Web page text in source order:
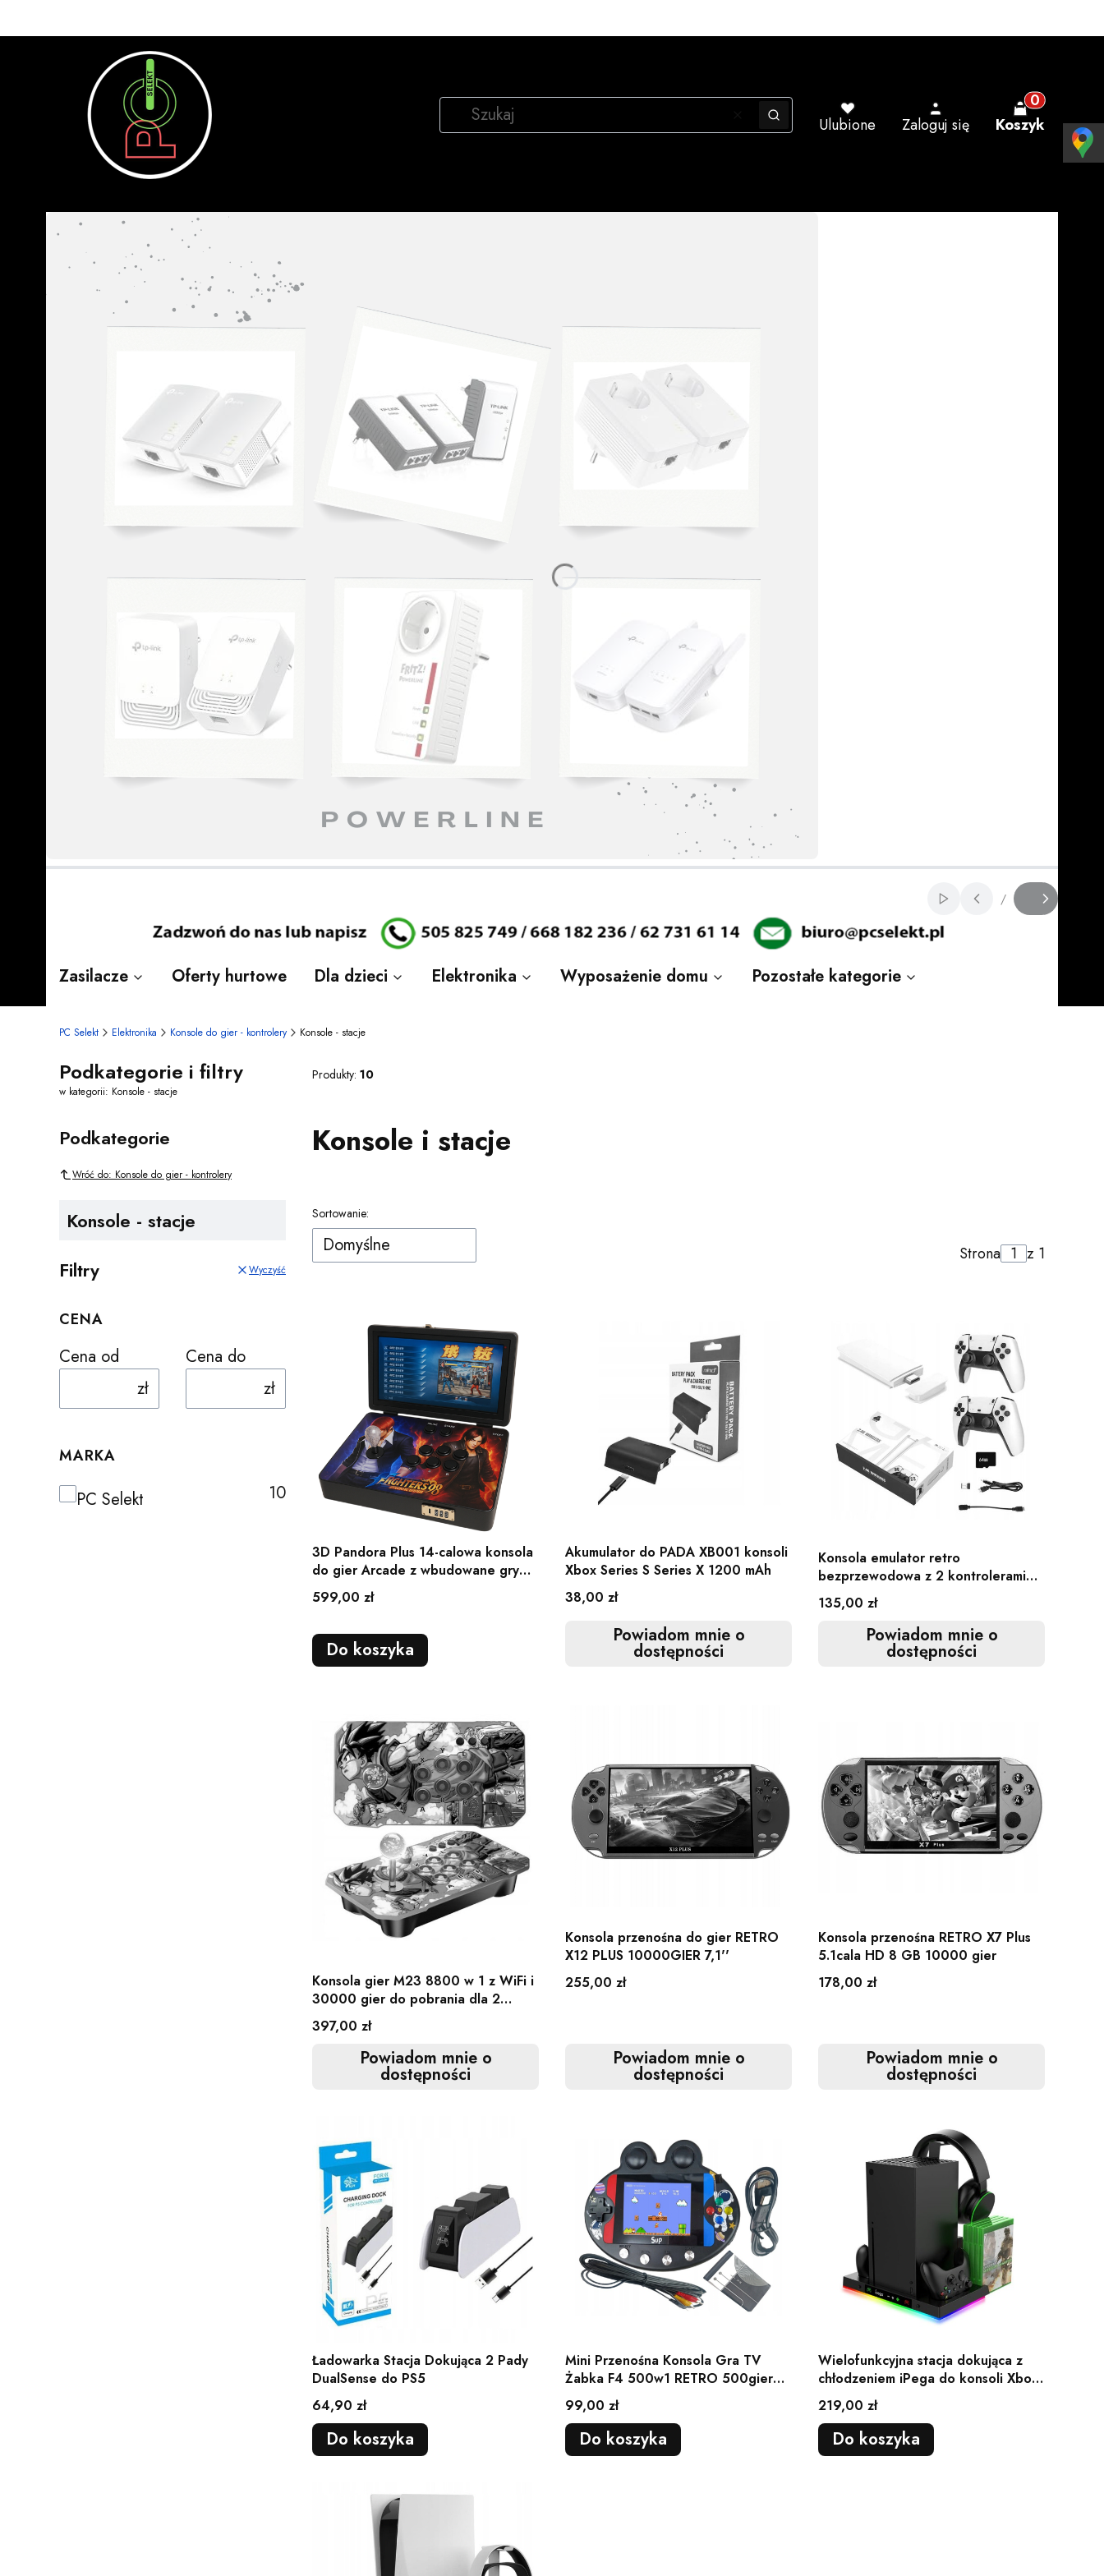
WyczyśćSzukaj Ulubione Zaloguj się
Produkty w
Koszyk
Naciśnij Enter lub spację, aby otworzyć stronę.
Naciśnij Enter lub spację, aby otworzyć stronę.
Naciśnij Enter lub spację, aby otworzyć stronę.
Naciśnij Enter lub spację, aby otworzyć stronę.
Naciśnij Enter lub spację, aby otworzyć stronę.
Naciśnij Enter lub spację, aby otworzyć stronę.
Naciśnij Enter lub spację, aby otworzyć stronę.
Włącz
Slajd
/
z
Zasilacze Oferty hurtowe Dla dzieci Elektronika Wyposażenie domu Pozostałe kategorie
PC Selekt Elektronika Konsole do gier - kontrolery Konsole - stacje
Podkategorie i filtry
w kategorii: Konsole - stacje
Podkategorie
Wróć do: Konsole do gier - kontrolery
Konsole - stacje
Filtry
Wyczyść
CENA
Cena od
zł
Cena do
zł
MARKA
Marka
PC Selekt 10
Produkty: 10
Konsole i stacje
Lista produktów
Sortowanie:
Domyślne Strona z 1
3D Pandora Plus 14-calowa konsola
do gier Arcade z wbudowane gry
walizka
Cena
599,00 zł
Do koszyka
Akumulator do PADA XB001 konsoli
Xbox Series S Series X 1200 mAh
Cena
38,00 zł
Powiadom mnie o
dostępności
Konsola emulator retro
bezprzewodowa z 2 kontrolerami
64GB 20 tys gier HDMI
Cena
135,00 zł
Powiadom mnie o
dostępności
Konsola gier M23 8800 w 1 z WiFi i
30000 gier do pobrania dla 2
graczy
Cena
397,00 zł
Powiadom mnie o
dostępności
Konsola przenośna do gier RETRO
X12 PLUS 10000GIER 7,1''
Cena
255,00 zł
Powiadom mnie o
dostępności
Konsola przenośna RETRO X7 Plus
5.1cala HD 8 GB 10000 gier
Cena
178,00 zł
Powiadom mnie o
dostępności
Ładowarka Stacja Dokująca 2 Pady
DualSense do PS5
Cena
64,90 zł
Do koszyka
Mini Przenośna Konsola Gra TV
Żabka F4 500w1 RETRO 500gier
AV MARIO
Cena
99,00 zł
Do koszyka
Wielofunkcyjna stacja dokująca z
chłodzeniem iPega do konsoli Xbox
Series X
Cena
219,00 zł
Do koszyka